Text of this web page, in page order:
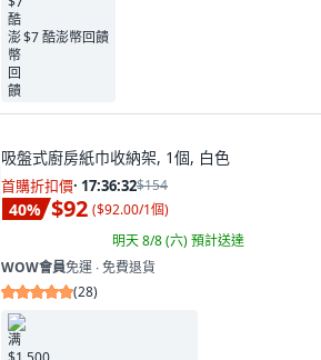
$7 酷澎幣回饋
吸盤式廚房紙巾收納架, 1個, 白色
首購折扣價· 17:36:31$154
40% $92 ($92.00/1個)
明天 8/8 (六)預計送達
WOW會員免運 ∙ 免費退貨
(28)